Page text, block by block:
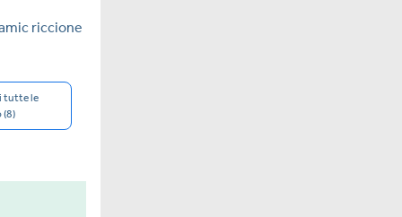
tutte le
(8)